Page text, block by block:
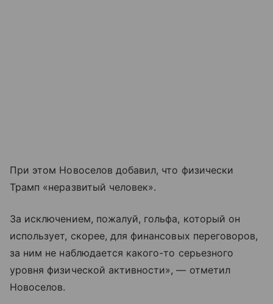
При этом Новоселов добавил, что физически
Трамп «неразвитый человек».
За исключением, пожалуй, гольфа, который он
использует, скорее, для финансовых переговоров,
за ним не наблюдается какого-то серьезного
уровня физической активности», — отметил
Новоселов.